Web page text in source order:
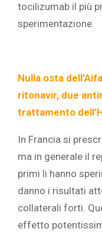
tocilizumab il più
sperimentazione.
Nulla osta
ritonavir, due
trattamento
In Francia si
ma in generale il
primi li hanno
danno i risultati
collaterali forti.
effetto